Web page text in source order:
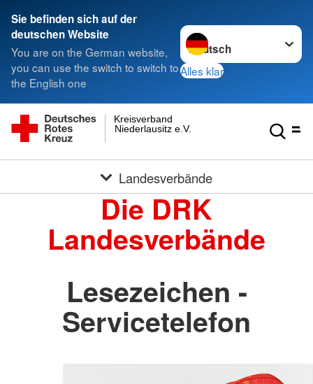
Sie befinden sich auf der
deutschen Website
You are on the German website,
you can use the switch to switch to
the English one
Sprache wechseln zu
Alles klar
Niederlausitz e.V.
Kreisverband
Landesverbände
Die DRK
Landesverbände
Lesezeichen -
Servicetelefon